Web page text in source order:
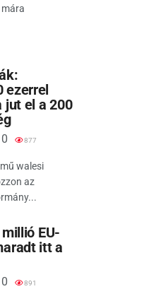
ezerrel
jut el a 200
877
walesi
az
EU-
itt a
891